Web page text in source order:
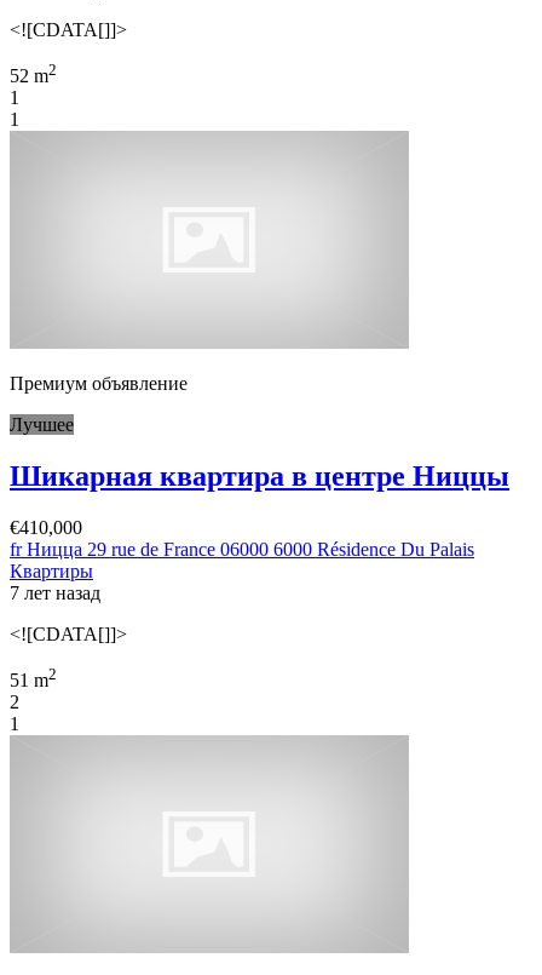
<![CDATA[]]>
52 m2
1
1
Премиум объявление
Лучшее
Шикарная квартира в центре Ниццы
€410,000
fr Ницца 29 rue de France 06000 6000 Résidence Du Palais
Квартиры
7 лет назад
<![CDATA[]]>
51 m2
2
1